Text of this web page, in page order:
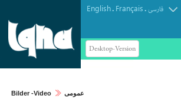
English. Français.فارسی
Desktop-Version
Bilder -Video عمومی